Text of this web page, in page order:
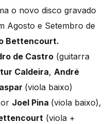
o novo disco gravado
Agosto e Setembro de
Bettencourt.
de Castro (guitarra
Caldeira, André
(viola baixo)
Joel Pina (viola baixo),
(viola +